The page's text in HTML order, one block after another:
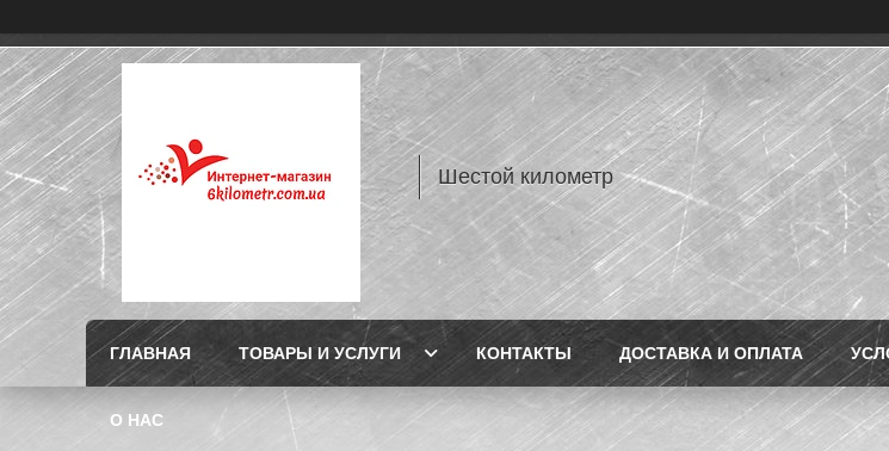
Шестой километр
ГЛАВНАЯ ТОВАРЫ И УСЛУГИ КОНТАКТЫ ДОСТАВКА И ОПЛАТА
О НАС